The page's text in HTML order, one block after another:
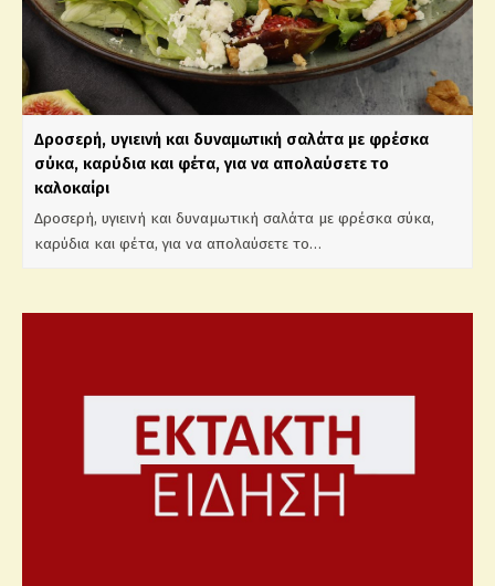
Δροσερή, υγιεινή και δυναμωτική σαλάτα με φρέσκα
σύκα, καρύδια και φέτα, για να απολαύσετε το
καλοκαίρι
Δροσερή, υγιεινή και δυναμωτική σαλάτα με φρέσκα σύκα,
καρύδια και φέτα, για να απολαύσετε το…